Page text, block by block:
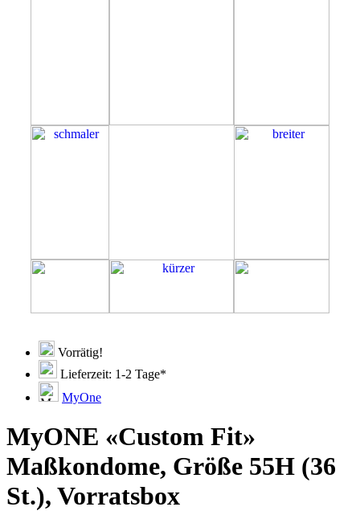
Vorrätig!
Lieferzeit: 1-2 Tage*
MyOne
MyONE «Custom Fit»
Maßkondome, Größe 55H (36
St.), Vorratsbox